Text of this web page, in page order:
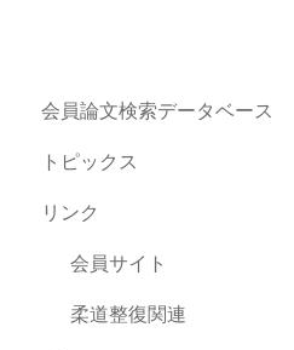
会員論文検索データベース
トピックス
リンク
会員サイト
柔道整復関連